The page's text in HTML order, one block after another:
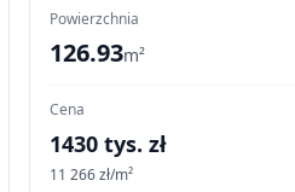
Powierzchnia
126.93m²
Cena
1430 tys. zł
11 266zł/m²